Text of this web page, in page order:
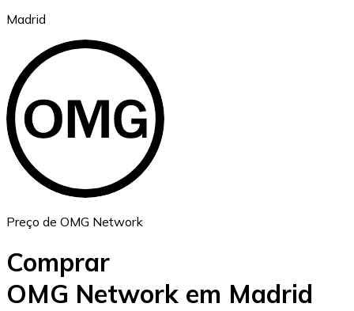
Ethereum
ETH
Madrid
Preço de OMG Network
Comprar
OMG Network em Madrid